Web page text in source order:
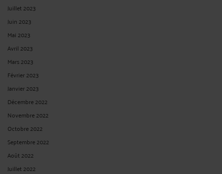
Juillet 2023
Juin 2023
Mai 2023
Avril 2023
Mars 2023
Février 2023
Janvier 2023
Décembre 2022
Novembre 2022
Octobre 2022
Septembre 2022
Août 2022
Juillet 2022